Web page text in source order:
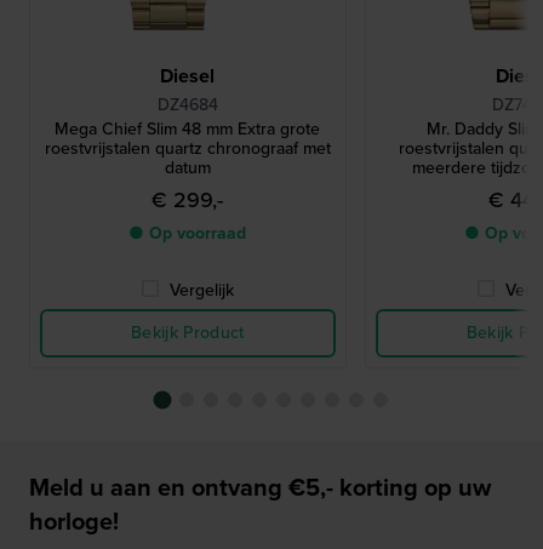
Diesel
DZ4684
Mega Chief Slim 48 mm Extra grote
roestvrijstalen quartz chronograaf met
datum
€ 299,-
● Op voorraad
Vergelijk
Bekijk Product
Mr. Daddy
roestvrijstalen
meerdere
€
● Op
Bekijk
Meld u aan en ontvang €5,- korting op uw
horloge!